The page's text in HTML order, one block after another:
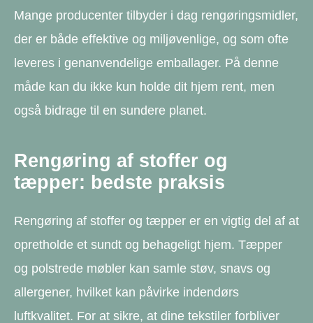
Mange producenter tilbyder i dag rengøringsmidler,
der er både effektive og miljøvenlige, og som ofte
leveres i genanvendelige emballager. På denne
måde kan du ikke kun holde dit hjem rent, men
også bidrage til en sundere planet.
Rengøring af stoffer og
tæpper: bedste praksis
Rengøring af stoffer og tæpper er en vigtig del af at
opretholde et sundt og behageligt hjem. Tæpper
og polstrede møbler kan samle støv, snavs og
allergener, hvilket kan påvirke indendørs
luftkvalitet. For at sikre, at dine tekstiler forbliver